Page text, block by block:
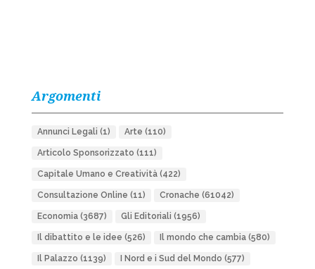
Argomenti
Annunci Legali (1) Arte (110)
Articolo Sponsorizzato (111)
Capitale Umano e Creatività(422)
Consultazione Online (11) Cronache (61042)
Economia(3687) Gli Editoriali (1956)
Il dibattito e le idee (526) Il mondo che cambia(580)
Il Palazzo (1139) I Nord e i Sud del Mondo (577)